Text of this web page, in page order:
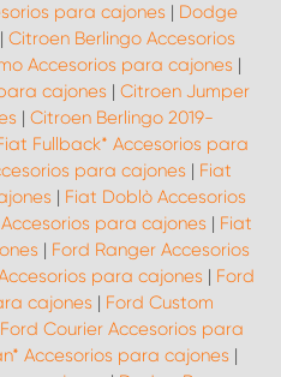
para cajones | Dodge
| Citroen Berlingo Accesorios
Accesorios para cajones |
cajones | Citroen Jumper
| Citroen Berlingo 2019-
Fullback* Accesorios para
para cajones | Fiat
| Fiat Doblò Accesorios
para cajones | Fiat
| Ford Ranger Accesorios
para cajones | Ford
cajones | Ford Custom
Ford Courier Accesorios para
Accesorios para cajones |